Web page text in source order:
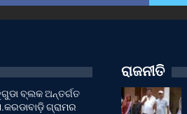
ବ୍ଲକ ଅନ୍ତର୍ଗତ
ଗ୍ରାମର
ରାଜନୀତି